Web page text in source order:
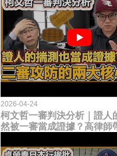
2026-04-24
柯文哲一審判決分析｜證人
然被一審當成證據？高律師